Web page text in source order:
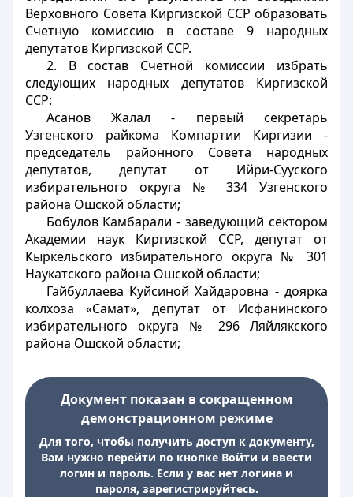
Верховного Совета Киргизской ССР образовать
Счетную комиссию в составе 9 народных
депутатов Киргизской ССР.
2. В состав Счетной комиссии избрать
следующих народных депутатов Киргизской
ССР:
Асанов Жалал - первый секретарь
Узгенского райкома Компартии Киргизии -
председатель районного Совета народных
депутатов, депутат от Ийри-Сууского
избирательного округа № 334 Узгенского
района Ошской области;
Бобулов Камбарали - заведующий сектором
Академии наук Киргизской ССР, депутат от
Кыркельского избирательного округа № 301
Наукатского района Ошской области;
Гайбуллаева Куйсиной Хайдаровна - доярка
колхоза «Самат», депутат от Исфанинского
избирательного округа № 296 Ляйлякского
района Ошской области;
Документ показан в сокращенном
демонстрационном режиме
Для того, чтобы получить доступ к документу,
Вам нужно перейти по кнопке Войти и ввести
логин и пароль. Если у вас нет логина и
пароля, зарегистрируйтесь.